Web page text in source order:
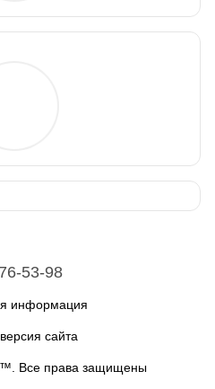
53-98
информация
сайта
Все права защищены